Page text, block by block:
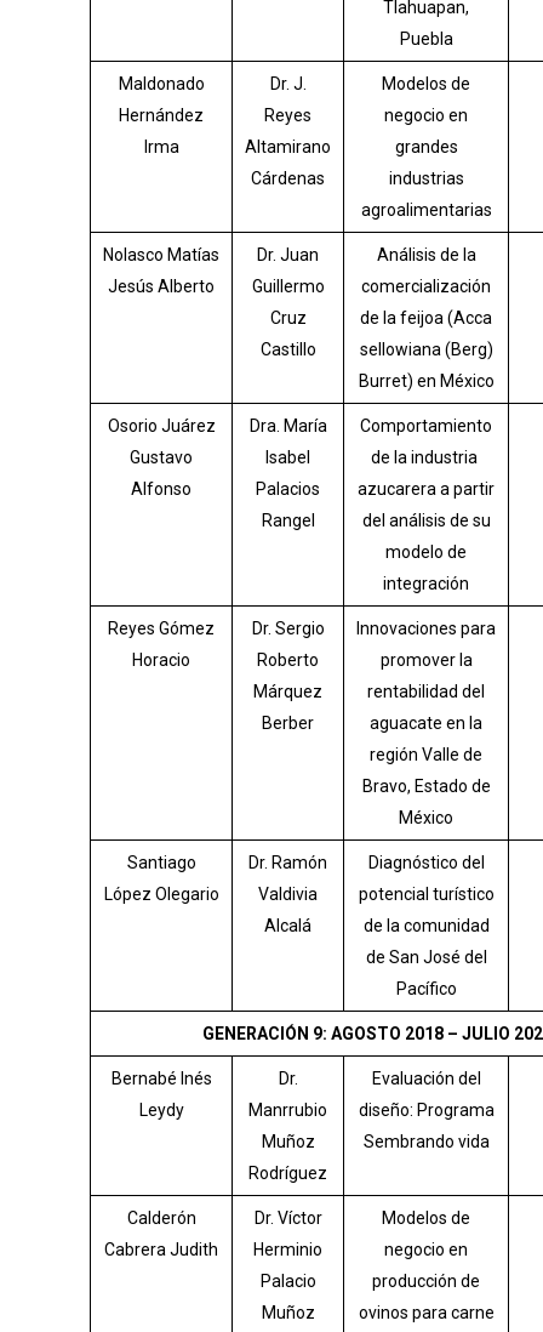
Tlahuapan,
Puebla
Maldonado
Hernández
Irma
Dr. J.
Reyes
Altamirano
Cárdenas
Modelos de
negocio en
grandes
industrias
agroalimentarias
Nolasco Matías
Jesús Alberto
Dr. Juan
Guillermo
Cruz
Castillo
Análisis de la
comercialización
de la feijoa (Acca
sellowiana (Berg)
Burret) en México
Osorio Juárez
Gustavo
Alfonso
Dra. María
Isabel
Palacios
Rangel
Comportamiento
de la industria
azucarera a partir
del análisis de su
modelo de
integración
Reyes Gómez
Horacio
Dr. Sergio
Roberto
Márquez
Berber
Innovaciones para
promover la
rentabilidad del
aguacate en la
región Valle de
Bravo, Estado de
México
Santiago
López Olegario
Dr. Ramón
Valdivia
Alcalá
Diagnóstico del
potencial turístico
de la comunidad
de San José del
Pacífico
GENERACIÓN 9: AGOSTO 2018 – JULIO
Bernabé Inés
Leydy
Dr.
Manrrubio
Muñoz
Rodríguez
Evaluación del
diseño: Programa
Sembrando vida
Calderón
Cabrera Judith
Dr. Víctor
Herminio
Palacio
Muñoz
Modelos de
negocio en
producción de
ovinos para carne